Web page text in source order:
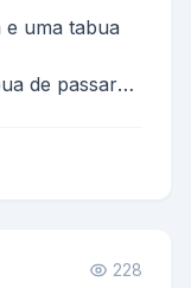
uma tabua
de passar
228